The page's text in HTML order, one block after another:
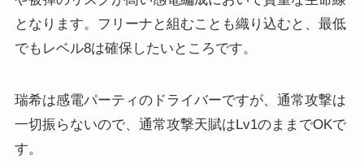
となります。フリーナと組むことも織り込むと、最低
でもレベル8は確保したいところです。
瑞希は感電パーティのドライバーですが、通常攻撃は
一切振らないので、通常攻撃天賦はLv1のままでOKで
す。